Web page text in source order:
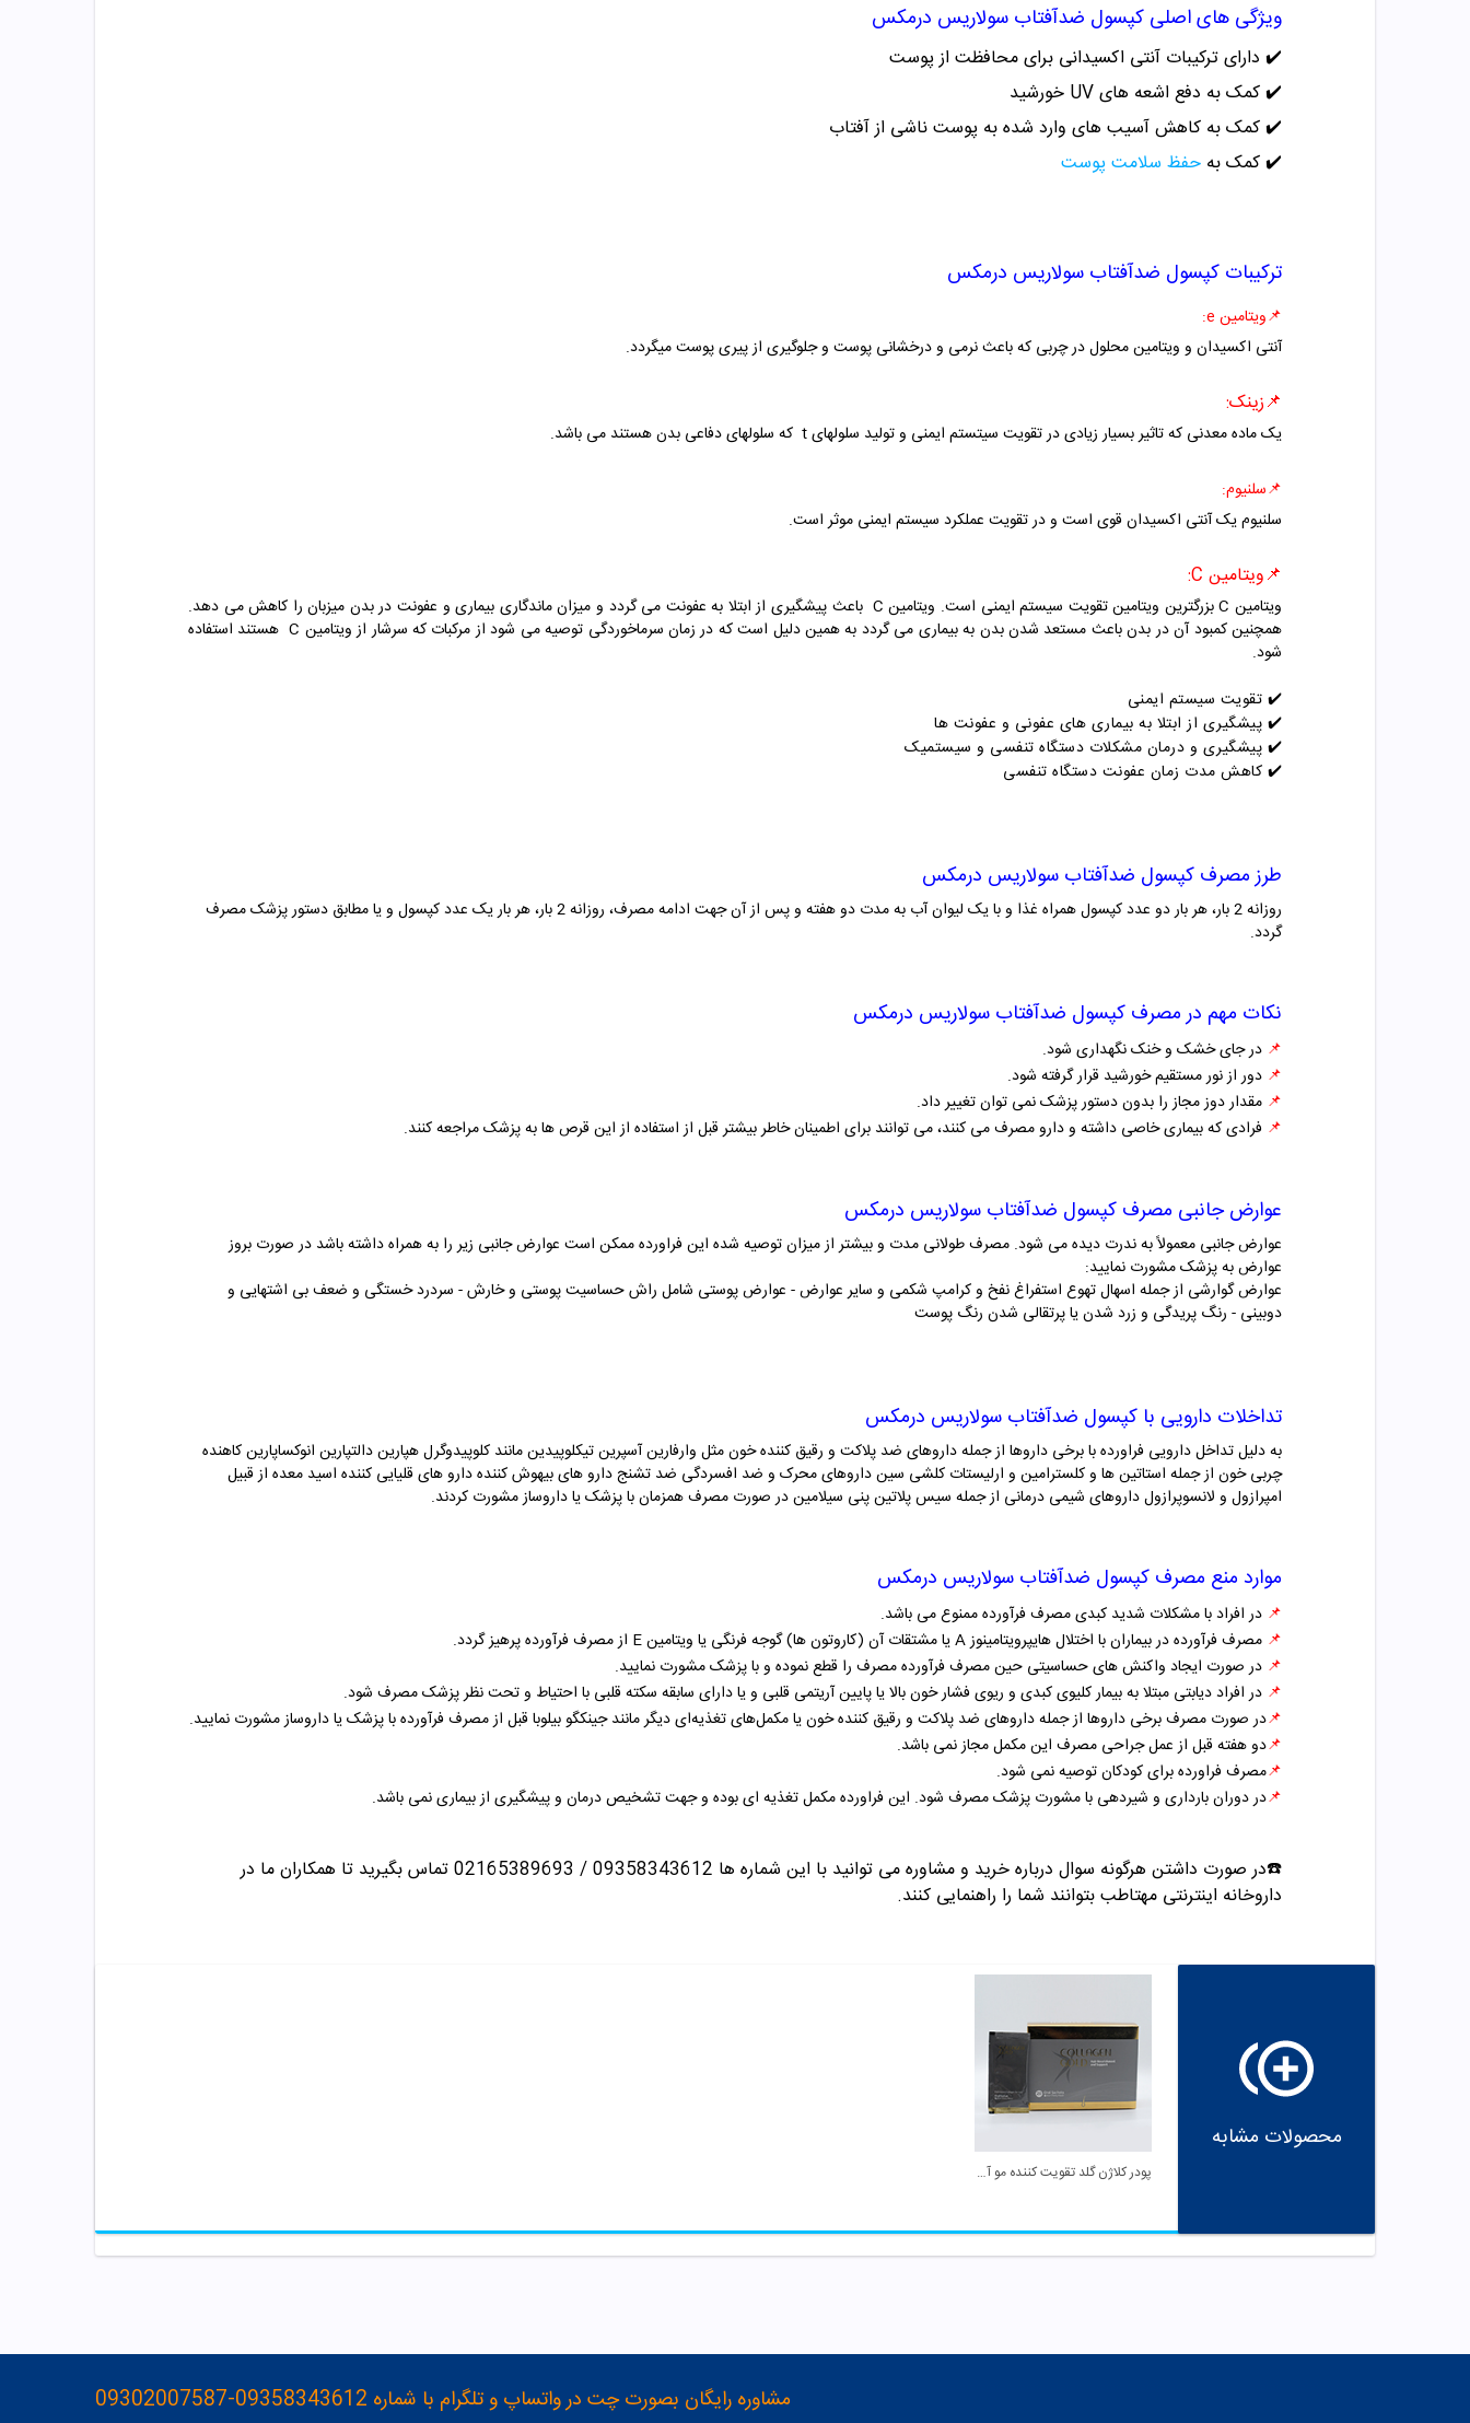
ویژگی های اصلی کپسول ضدآفتاب سولاریس درمکس
✔️ دارای ترکیبات آنتی اکسیدانی برای محافظت از پوست
✔️کمک به دفع اشعه های UV خورشید
✔️کمک به کاهش آسیب های وارد شده به پوست ناشی از آفتاب
✔️کمک به حفظ سلامت پوست
ترکیبات کپسول ضدآفتاب سولاریس درمکس
📌ویتامین e :
آنتی اکسیدان و ویتامین محلول در چربی که باعث نرمی و درخشانی پوست و جلوگیری از پیری پوست میگردد.
📌زینک:
یک ماده معدنی که تاثیر بسیار زیادی در تقویت سیتستم ایمنی و تولید سلولهای t که سلولهای دفاعی بدن هستند می باشد.
📌سلنیوم:
سلنیوم یک آنتی اکسیدان قوی است و در تقویت عملکرد سیستم ایمنی موثر است.
📌ویتامین C:
ویتامین C بزرگترین ویتامین تقویت سیستم ایمنی است. ویتامین C باعث پیشگیری از ابتلا به عفونت می گردد و میزان ماندگاری بیماری و عفونت در بدن میزبان را کاهش می دهد.
همچنین کمبود آن در بدن باعث مستعد شدن بدن به بیماری می گردد به همین دلیل است که در زمان سرماخوردگی توصیه می شود از مرکبات که سرشار از ویتامین C هستند استفاده
شود.
✔️ تقویت سیستم ایمنی
✔️ پیشگیری از ابتلا به بیماری های عفونی و عفونت ها
✔️ پیشگیری و درمان مشکلات دستگاه تنفسی و سیستمیک
✔️ کاهش مدت زمان عفونت دستگاه تنفسی
طرز مصرف کپسول ضدآفتاب سولاریس درمکس
روزانه 2 بار، هر بار دو عدد کپسول همراه غذا و با یک لیوان آب به مدت دو هفته و پس از آن جهت ادامه مصرف، روزانه 2 بار، هر بار یک عدد کپسول و یا مطابق دستور پزشک مصرف
گردد.
نکات مهم در مصرف کپسول ضدآفتاب سولاریس درمکس
📌 در جای خشک و خنک نگهداری شود.
📌 دور از نور مستقیم خورشید قرار گرفته شود.
📌 مقدار دوز مجاز را بدون دستور پزشک نمی توان تغییر داد.
📌 فرادی که بیماری خاصی داشته و دارو مصرف می کنند، می توانند برای اطمینان خاطر بیشتر قبل از استفاده از این قرص ها به پزشک مراجعه کنند.
عوارض جانبی مصرف کپسول ضدآفتاب سولاریس درمکس
عوارض جانبی معمولاً به ندرت دیده می شود. مصرف طولانی مدت و بیشتر از میزان توصیه شده این فراورده ممکن است عوارض جانبی زیر را به همراه داشته باشد در صورت بروز
عوارض به پزشک مشورت نمایید:
عوارض گوارشی از جمله اسهال تهوع استفراغ نفخ و کرامپ شکمی و سایر عوارض - عوارض پوستی شامل راش حساسیت پوستی و خارش - سردرد خستگی و ضعف بی اشتهایی و
دوبینی - رنگ پریدگی و زرد شدن یا پرتقالی شدن رنگ پوست
تداخلات دارویی با کپسول ضدآفتاب سولاریس درمکس
به دلیل تداخل دارویی فراورده با برخی داروها از جمله داروهای ضد پلاکت و رقیق کننده خون مثل وارفارین آسپرین تیکلوپیدین مانند کلوپیدوگرل هپارین دالتپارین انوکساپارین کاهنده
چربی خون از جمله استاتین ها و کلسترامین و ارلیستات کلشی سین داروهای محرک و ضد افسردگی ضد تشنج دارو های بیهوش کننده دارو های قلیایی کننده اسید معده از قبیل
امپرازول و لانسوپرازول داروهای شیمی درمانی از جمله سیس پلاتین پنی سیلامین در صورت مصرف همزمان با پزشک یا داروساز مشورت کردند.
موارد منع مصرف کپسول ضدآفتاب سولاریس درمکس
📌 در افراد با مشکلات شدید کبدی مصرف فرآورده ممنوع می باشد.
📌 مصرف فرآورده در بیماران با اختلال هایپر‌ویتامینوز A یا مشتقات آن (کاروتون ها) گوجه فرنگی یا ویتامین E از مصرف فرآورده پرهیز گردد.
📌 در صورت ایجاد واکنش های حساسیتی حین مصرف فرآورده مصرف را قطع نموده و با پزشک مشورت نمایید.
📌 در افراد دیابتی مبتلا به بیمار کلیوی کبدی و ریوی فشار خون بالا یا پایین آریتمی قلبی و یا دارای سابقه سکته قلبی با احتیاط و تحت نظر پزشک مصرف شود.
📌در صورت مصرف برخی داروها از جمله داروهای ضد پلاکت و رقیق کننده خون یا مکمل‌های تغذیه‌ای دیگر مانند جینکگو بیلوبا قبل از مصرف فرآورده با پزشک یا داروساز مشورت نمایید.
📌دو هفته قبل از عمل جراحی مصرف این مکمل مجاز نمی باشد.
📌مصرف فراورده برای کودکان توصیه نمی شود.
📌در دوران بارداری و شیردهی با مشورت پزشک مصرف شود. این فراورده مکمل تغذیه ای بوده و جهت تشخیص درمان و پیشگیری از بیماری نمی باشد.
☎️در صورت داشتن هرگونه سوال درباره خرید و مشاوره می توانید با این شماره ها 09358343612 / 02165389693
تماس بگیرید تا همکاران ما در
داروخانه اینترنتی مهتاطب بتوانند شما را راهنمایی کنند.
محصولات مشابه
پودر کلاژن گلد تقویت کننده مو آدریان
مشاوره رایگان بصورت چت در واتساپ و تلگرام با شماره 09358343612-09302007587